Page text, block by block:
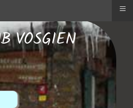
VOSGIEN
≡